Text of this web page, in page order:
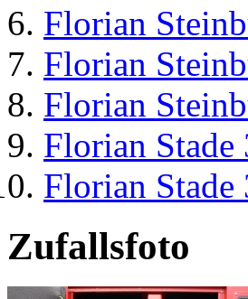
Florian
Florian
Florian
Florian Stade
Florian Stade
Zufallsfoto